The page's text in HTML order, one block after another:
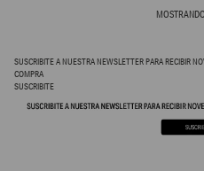
MOSTRANDO
SUSCRIBITE A NUESTRA NEWSLETTER PARA RECIBIR
COMPRA
SUSCRIBITE